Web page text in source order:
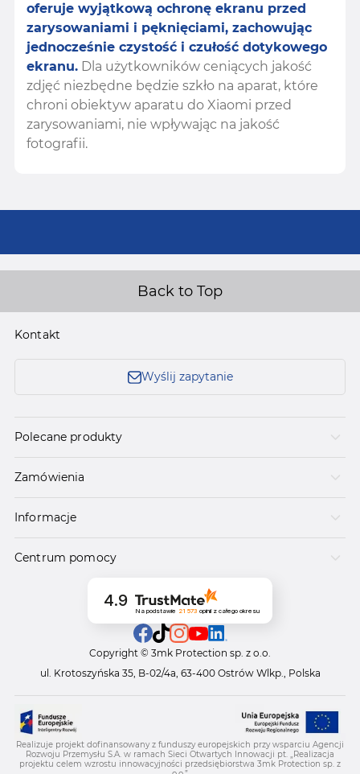
oferuje wyjątkową ochronę ekranu przed
zarysowaniami i pęknięciami, zachowując
jednocześnie czystość i czułość dotykowego
ekranu. Dla użytkowników ceniących jakość
zdjęć niezbędne będzie szkło na aparat, które
chroni obiektyw aparatu do Xiaomi przed
zarysowaniami, nie wpływając na jakość
fotografii.
Back to Top
Kontakt
Wyślij zapytanie
Polecane produkty
Zamówienia
Informacje
Centrum pomocy
4.9
Na podstawie 21 573 opinii z całego okresu
Copyright © 3mk Protection sp. z o.o.
ul. Krotoszyńska 35, B-02/4a, 63-400 Ostrów Wlkp., Polska
Realizuje projekt dofinansowany z funduszy europejskich przy wsparciu Agencji
Rozwoju Przemysłu S.A. w ramach Sieci Otwartych Innowacji pt. „Realizacja
projektu celem wzrostu innowacyjności przedsiębiorstwa 3mk Protection sp. z